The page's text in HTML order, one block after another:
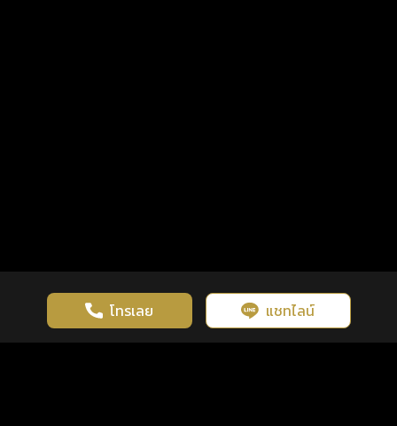
โทรเลย แชทไลน์
เว็บไซต์นี้มีการใช้งานคุกกี้ เพื่อเพิ่มประสิทธิภาพและประสบการณ์ที่ดี
ในการใช้งานเว็บไซต์ นโยบายความเป็นส่วนตัว
รู้ก่อน พร้อมกว่า ทุกจังหวะชีวิต คลิกดูดวงฟรี